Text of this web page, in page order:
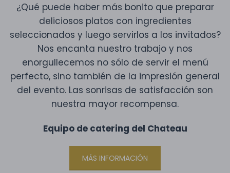
¿Qué puede haber más bonito que preparar
deliciosos platos con ingredientes
seleccionados y luego servirlos a los invitados?
Nos encanta nuestro trabajo y nos
enorgullecemos no sólo de servir el menú
perfecto, sino también de la impresión general
del evento. Las sonrisas de satisfacción son
nuestra mayor recompensa.
Equipo de catering del Chateau
MÁS INFORMACIÓN